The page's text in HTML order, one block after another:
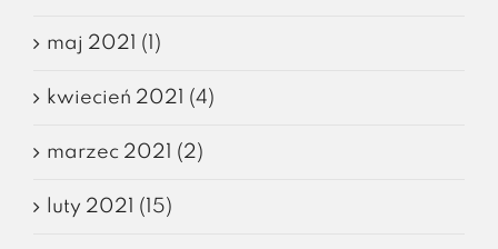
maj 2021 (1)
kwiecień 2021 (4)
marzec 2021 (2)
luty 2021 (15)